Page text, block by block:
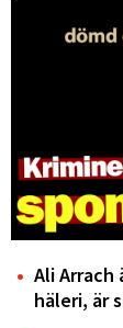
Ali
häleri, är